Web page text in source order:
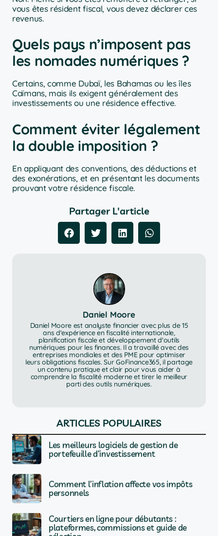
vous êtes résident fiscal, vous devez déclarer ces
revenus.
Quels pays n’imposent pas
les nomades numériques ?
Certains, comme Dubaï, les Bahamas ou les îles
Caïmans, mais ils exigent généralement des
investissements ou une résidence effective.
Comment éviter légalement
la double imposition ?
En appliquant des conventions, des déductions et
des exonérations, et en présentant les documents
prouvant votre résidence fiscale.
Partager L'article
Daniel Moore
Daniel Moore est analyste financier avec plus de 15
ans d'expérience en fiscalité internationale,
planification fiscale et développement d'outils
numériques pour les finances. Il a travaillé avec des
entreprises mondiales et des PME pour optimiser
leurs obligations fiscales. Sur GoFinance365, il partage
un contenu pratique et clair pour vous aider à
comprendre la fiscalité moderne et tirer le meilleur
parti des outils numériques.
ARTICLES POPULAIRES
Les meilleurs logiciels de gestion de
portefeuille d’investissement
Comment l’inflation affecte vos impôts
personnels
Courtiers en ligne pour débutants :
plateformes, commissions et guide de